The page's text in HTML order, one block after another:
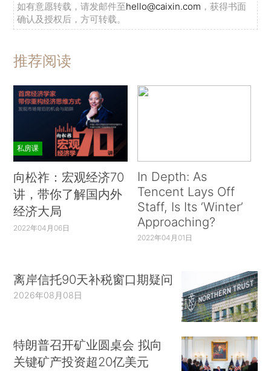
如有意愿转载，请发邮件至hello@caixin.com ，获得书面
确认及授权后，方可转载。
推荐阅读
私房课
向松祚：宏观经济70
讲，带你了解国内外
经济大局
2022年04月06日
In Depth: As
Tencent Lays Off
Staff, Is Its ‘Winter’
Approaching?
2022年04月01日
离岸信托90天补税窗口期疑问
2026年08月08日
特朗普召开矿业圆桌会 拟向
关键矿产投资超20亿美元